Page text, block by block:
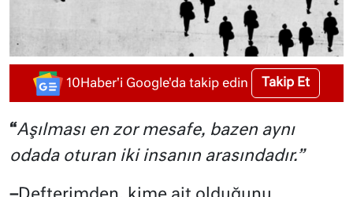
10Haber'i Google'da takip edin Takip Et
“Aşılması en zor mesafe, bazen aynı
odada oturan iki insanın arasındadır.”